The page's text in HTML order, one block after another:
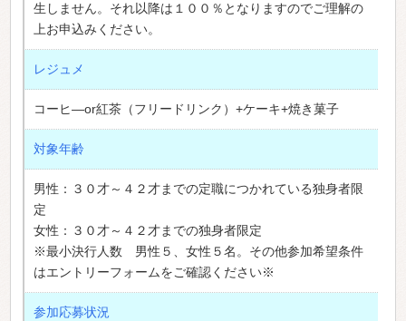
生しません。それ以降は１００％となりますのでご理解の
上お申込みください。
レジュメ
コーヒ―or紅茶（フリードリンク）+ケーキ+焼き菓子
対象年齢
男性：３０才～４２才までの定職につかれている独身者限
定
女性：３０才～４２才までの独身者限定
※最小決行人数 男性５、女性５名。その他参加希望条件
はエントリーフォームをご確認ください※
参加応募状況